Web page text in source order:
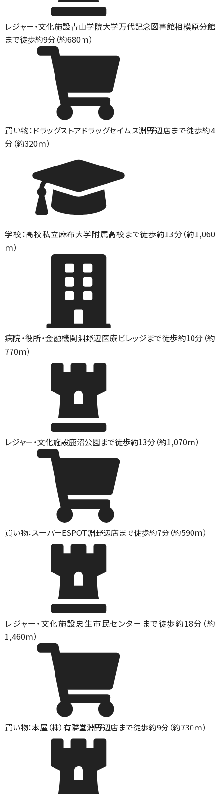
レジャー・文化施設青山学院大学万代記念図書館相模原分館
まで徒歩約9分（約680ｍ）
買い物：ドラッグストアドラッグセイムス淵野辺店まで徒歩約4
分（約320ｍ）
学校：高校私立麻布大学附属高校まで徒歩約13分（約1,060
ｍ）
病院・役所・金融機関淵野辺医療ビレッジまで徒歩約10分（約
770ｍ）
レジャー・文化施設鹿沼公園まで徒歩約13分（約1,070ｍ）
買い物：スーパーESPOT淵野辺店まで徒歩約7分（約590ｍ）
レジャー・文化施設忠生市民センターまで徒歩約18分（約
1,460ｍ）
買い物：本屋 （株）有隣堂淵野辺店まで徒歩約9分（約730ｍ）